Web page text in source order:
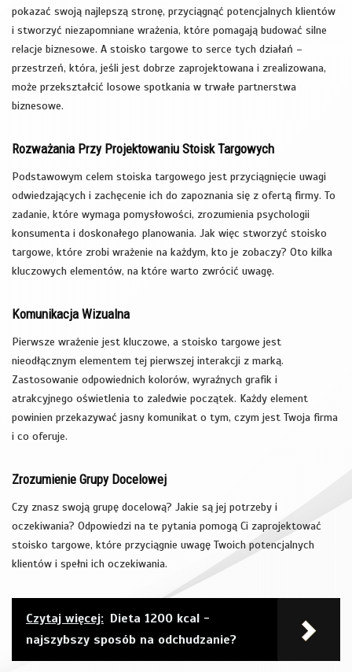
pokazać swoją najlepszą stronę, przyciągnąć potencjalnych klientów
i stworzyć niezapomniane wrażenia, które pomagają budować silne
relacje biznesowe. A stoisko targowe to serce tych działań –
przestrzeń, która, jeśli jest dobrze zaprojektowana i zrealizowana,
może przekształcić losowe spotkania w trwałe partnerstwa
biznesowe.
Rozważania Przy Projektowaniu Stoisk Targowych
Podstawowym celem stoiska targowego jest przyciągnięcie uwagi
odwiedzających i zachęcenie ich do zapoznania się z ofertą firmy. To
zadanie, które wymaga pomysłowości, zrozumienia psychologii
konsumenta i doskonałego planowania. Jak więc stworzyć stoisko
targowe, które zrobi wrażenie na każdym, kto je zobaczy? Oto kilka
kluczowych elementów, na które warto zwrócić uwagę.
Komunikacja Wizualna
Pierwsze wrażenie jest kluczowe, a stoisko targowe jest
nieodłącznym elementem tej pierwszej interakcji z marką.
Zastosowanie odpowiednich kolorów, wyraźnych grafik i
atrakcyjnego oświetlenia to zaledwie początek. Każdy element
powinien przekazywać jasny komunikat o tym, czym jest Twoja firma
i co oferuje.
Zrozumienie Grupy Docelowej
Czy znasz swoją grupę docelową? Jakie są jej potrzeby i
oczekiwania? Odpowiedzi na te pytania pomogą Ci zaprojektować
stoisko targowe, które przyciągnie uwagę Twoich potencjalnych
klientów i spełni ich oczekiwania.
Czytaj więcej: Dieta 1200 kcal -
najszybszy sposób na odchudzanie?